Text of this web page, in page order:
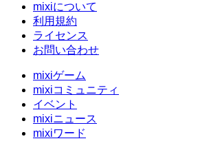
mixiについて
利用規約
ライセンス
お問い合わせ
mixiゲーム
mixiコミュニティ
イベント
mixiニュース
mixiワード